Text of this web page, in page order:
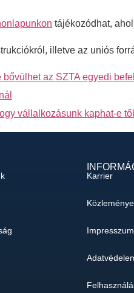
tájékozódhat,
illetve az uniós
az SZTA egyedi
vállalkozásunk kaphat-e
Karrier
Impresszum